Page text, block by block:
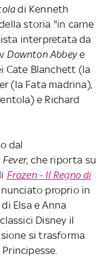
di Kenneth
storia "in carne
interpretata da
Downton Abbeye
Cate Blanchett (la
(la Fata madrina),
e Richard
dal
Fever, che riporta su
Frozen - Il Regno di
proprio in
Elsa e Anna
Disney il
si trasforma